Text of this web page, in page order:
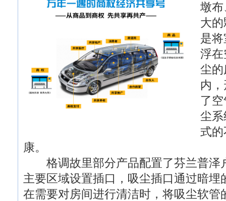
墩
大
是
浮
尘
内
了
尘
式
康。
格调故里部分产品配置了芬兰普泽
主要区域设置插口，吸尘插口通过暗埋
在需要对房间进行清洁时，将吸尘软管